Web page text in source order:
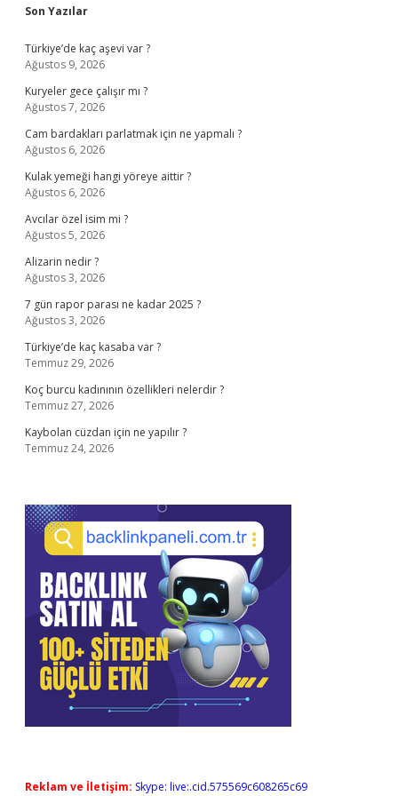
Sidebar
Son Yazılar
Türkiye’de kaç aşevi var ?
Ağustos 9, 2026
Kuryeler gece çalışır mı ?
Ağustos 7, 2026
Cam bardakları parlatmak için ne yapmalı ?
Ağustos 6, 2026
Kulak yemeği hangi yöreye aittir ?
Ağustos 6, 2026
Avcılar özel isim mi ?
Ağustos 5, 2026
Alizarin nedir ?
Ağustos 3, 2026
7 gün rapor parası ne kadar 2025 ?
Ağustos 3, 2026
Türkiye’de kaç kasaba var ?
Temmuz 29, 2026
Koç burcu kadınının özellikleri nelerdir ?
Temmuz 27, 2026
Kaybolan cüzdan için ne yapılır ?
Temmuz 24, 2026
Reklam ve İletişim: Skype: live:.cid.575569c608265c69